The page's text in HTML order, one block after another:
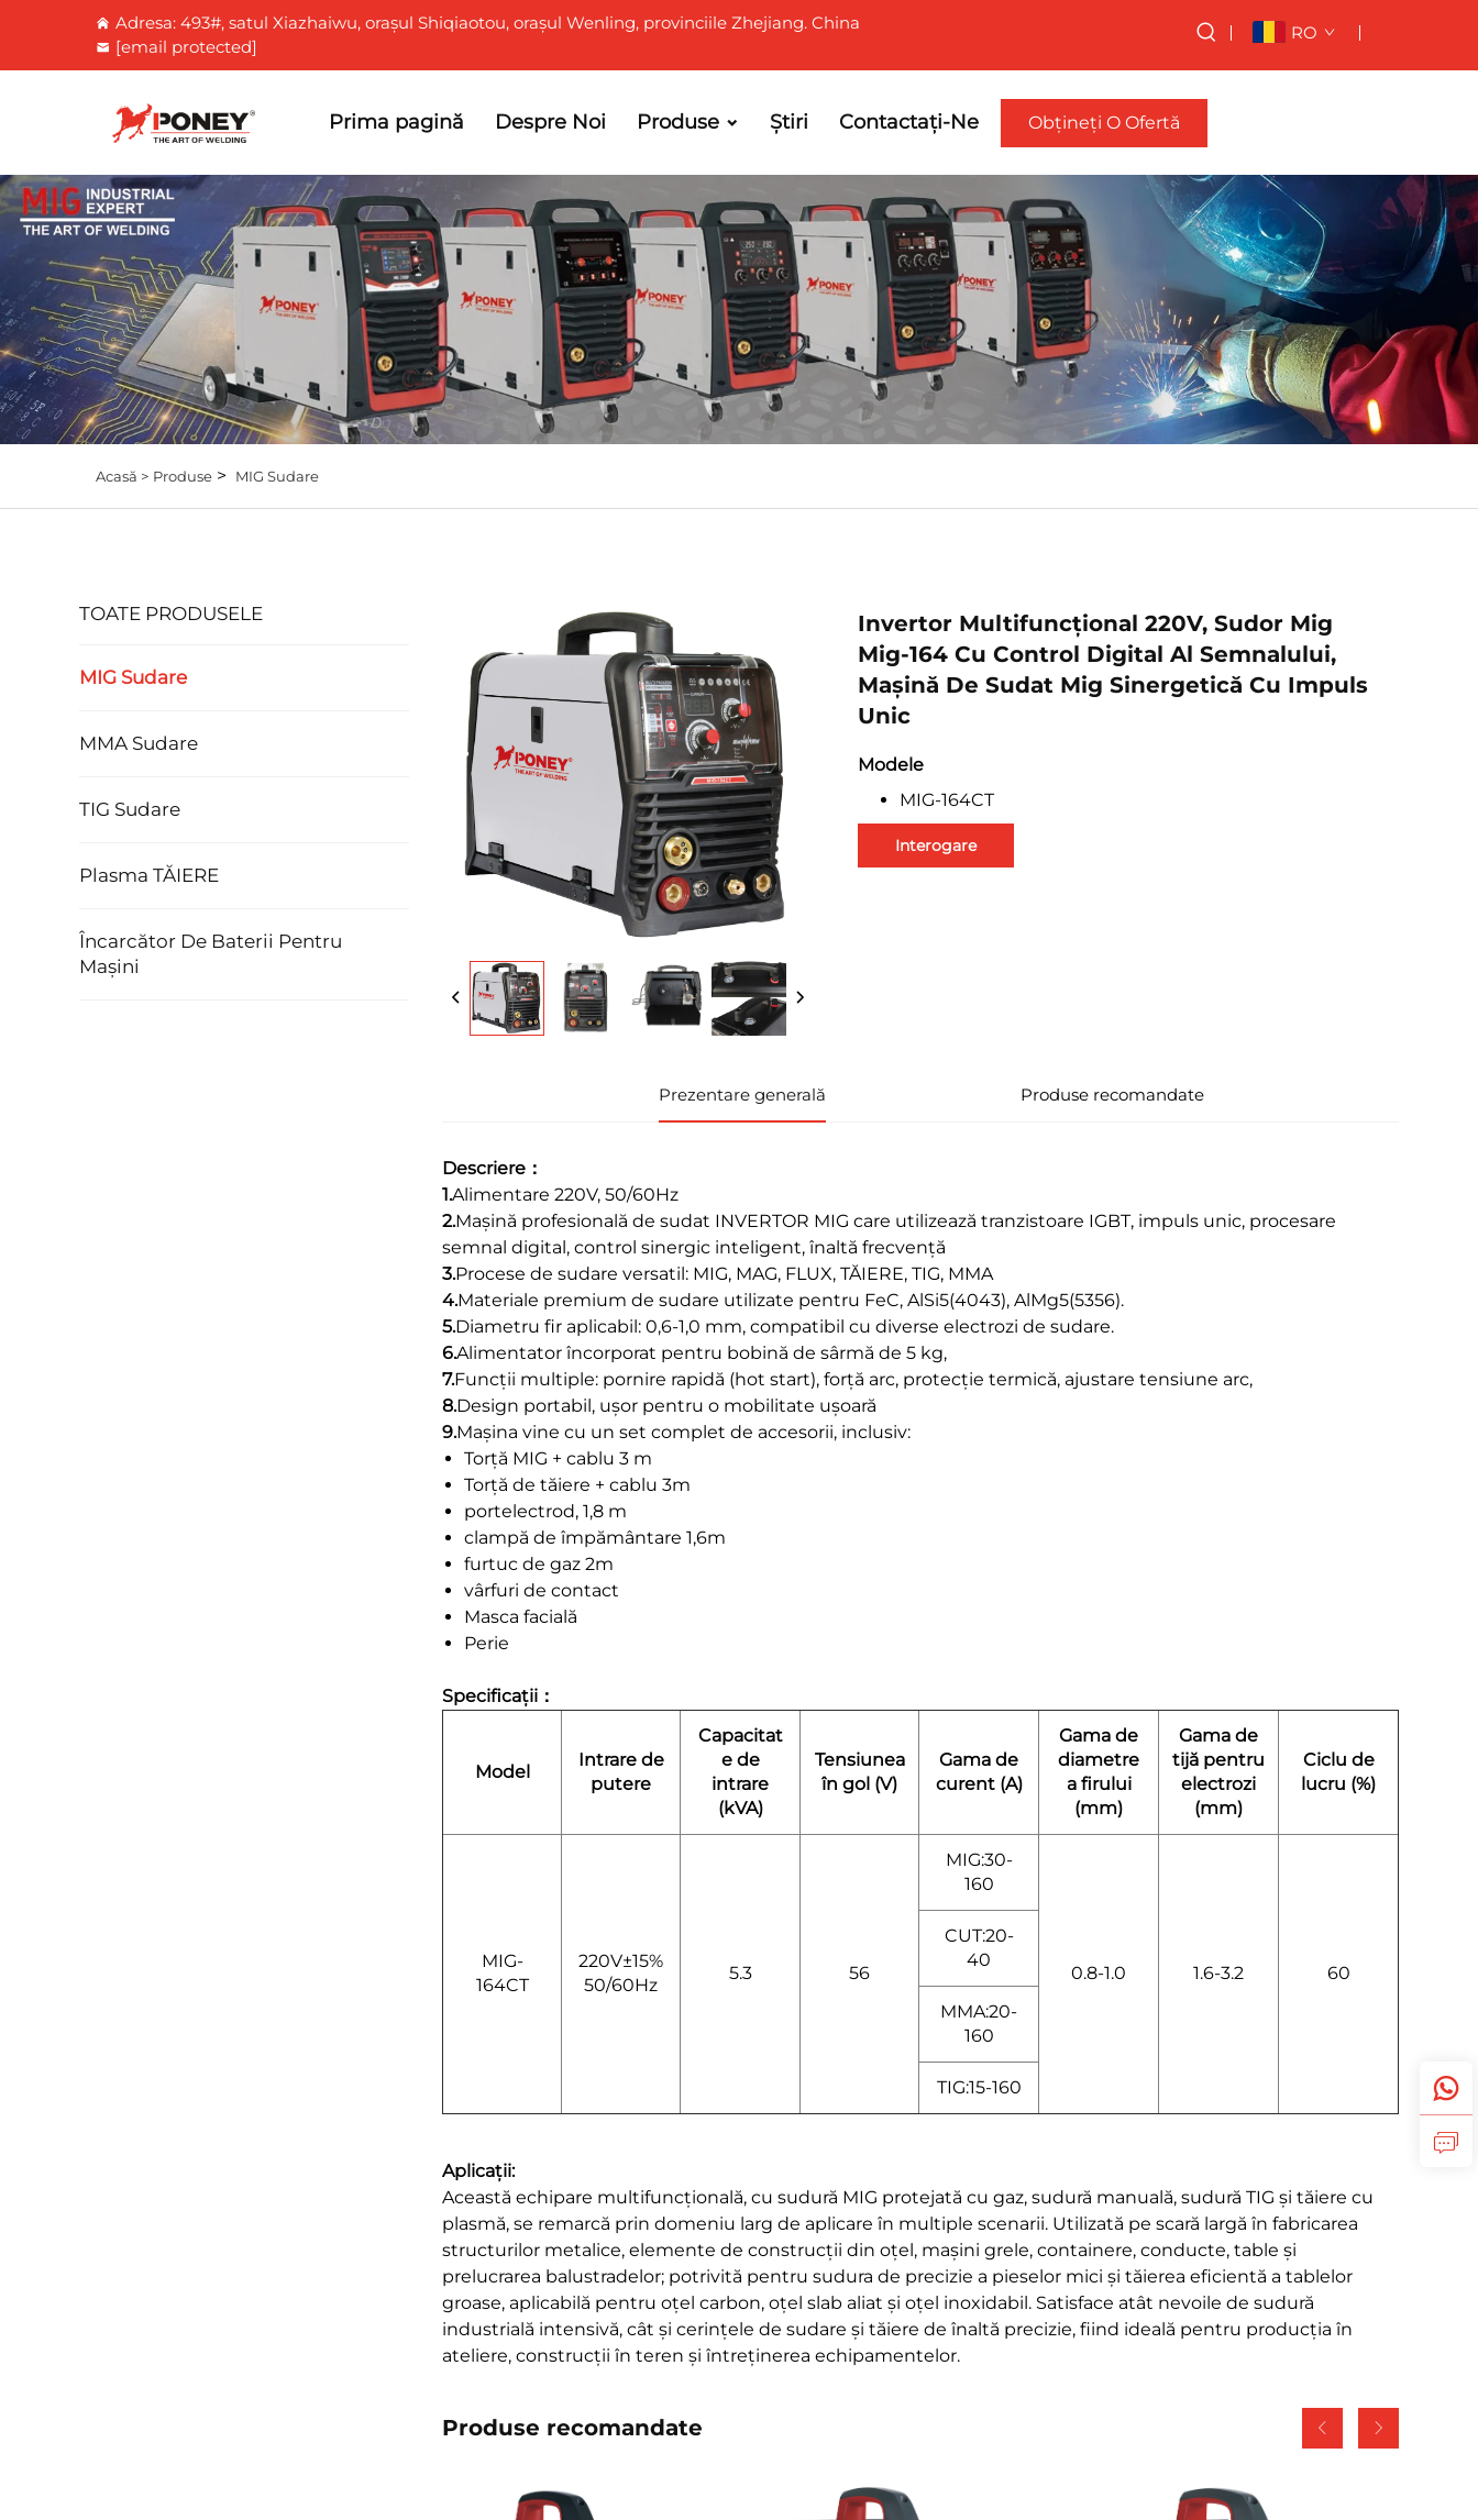
Adresa: 493#, satul Xiazhaiwu, orașul Shiqiaotou, orașul Wenling, provinciile Zhejiang. China
[email protected]
RO
Prima pagină Despre Noi Produse Știri Contactați-Ne Obțineți O Ofertă
Acasă > Produse > MIG Sudare
TOATE PRODUSELE
MIG Sudare
MMA Sudare
TIG Sudare
Plasma TĂIERE
Încarcător De Baterii Pentru
Mașini
Invertor Multifuncțional 220V, Sudor Mig
Mig-164 Cu Control Digital Al Semnalului,
Mașină De Sudat Mig Sinergetică Cu Impuls
Unic
Modele
MIG-164CT
Interogare
Prezentare generală Produse recomandate
Descriere：
1.Alimentare 220V, 50/60Hz
2.Mașină profesională de sudat INVERTOR MIG care utilizează tranzistoare IGBT, impuls unic, procesare
semnal digital, control sinergic inteligent, înaltă frecvență
3.Procese de sudare versatil: MIG, MAG, FLUX, TĂIERE, TIG, MMA
4.Materiale premium de sudare utilizate pentru FeC, AlSi5(4043), AlMg5(5356).
5.Diametru fir aplicabil: 0,6-1,0 mm, compatibil cu diverse electrozi de sudare.
6.Alimentator încorporat pentru bobină de sârmă de 5 kg,
7.Funcții multiple: pornire rapidă (hot start), forță arc, protecție termică, ajustare tensiune arc,
8.Design portabil, ușor pentru o mobilitate ușoară
9.Mașina vine cu un set complet de accesorii, inclusiv:
Torță MIG + cablu 3 m
Torță de tăiere + cablu 3m
portelectrod, 1,8 m
clampă de împământare 1,6m
furtuc de gaz 2m
vârfuri de contact
Masca facială
Perie
Specificații：
Model
Intrare de
putere
Capacitat
e de
intrare
(kVA)
Tensiunea
în gol (V)
Gama de
curent (A)
Gama de
diametre
a firului
(mm)
Gama de
tijă pentru
electrozi
(mm)
Ciclu de
lucru (%)
MIG-
164CT
220V±15%
50/60Hz
5.3 56
MIG:30-
160
0.8-1.0 1.6-3.2 60
CUT:20-
40
MMA:20-
160
TIG:15-160
Aplicații:
Această echipare multifuncțională, cu sudură MIG protejată cu gaz, sudură manuală, sudură TIG și tăiere cu
plasmă, se remarcă prin domeniu larg de aplicare în multiple scenarii. Utilizată pe scară largă în fabricarea
structurilor metalice, elemente de construcții din oțel, mașini grele, containere, conducte, table și
prelucrarea balustradelor; potrivită pentru sudura de precizie a pieselor mici și tăierea eficientă a tablelor
groase, aplicabilă pentru oțel carbon, oțel slab aliat și oțel inoxidabil. Satisface atât nevoile de sudură
industrială intensivă, cât și cerințele de sudare și tăiere de înaltă precizie, fiind ideală pentru producția în
ateliere, construcții în teren și întreținerea echipamentelor.
Produse recomandate